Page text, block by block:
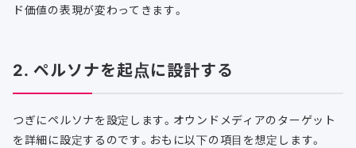
ド価値の表現が変わってきます。
2. ペルソナを起点に設計する
つぎにペルソナを設定します。オウンドメディアのターゲット
を詳細に設定するのです。おもに以下の項目を想定します。